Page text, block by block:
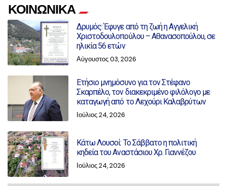
ΚΟΙΝΩΝΙΚΑ
Δρυμός: Έφυγε από τη ζωή η Αγγελική
Χριστοδουλοπούλου – Αθανασοπούλου, σε
ηλικία 56 ετών
Αύγουστος 03, 2026
Ετήσιο μνημόσυνο για τον Στέφανο
Σκαρπέλο, τον διακεκριμένο φιλόλογο με
καταγωγή από το Λεχούρι Καλαβρύτων
Ιούλιος 24, 2026
Κάτω Λουσοί: Το Σάββατο η πολιτική
κηδεία του Αναστάσιου Χρ. Γιαννέζου
Ιούλιος 24, 2026